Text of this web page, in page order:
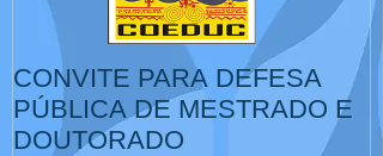
CONVITE PARA DEFESA
PÚBLICA DE MESTRADO E
DOUTORADO